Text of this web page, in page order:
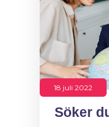
18 juli 2022
Söker